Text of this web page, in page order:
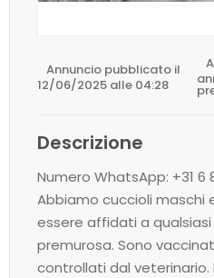
Annuncio pubblicato il
12/06/2025 alle 04:28
Descrizione
Numero WhatsApp: +31 6
Abbiamo cuccioli maschi
essere affidati a
premurosa. Sono
controllati dal veterinario.